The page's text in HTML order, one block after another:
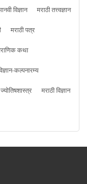
विज्ञान
मराठी तत्त्वज्ञान
मराठी पत्र
कथा
कल्पनारम्य
मराठी विज्ञान